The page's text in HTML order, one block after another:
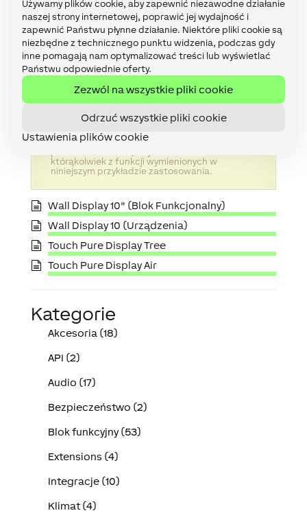
Używamy plików cookie, aby zapewnić niezawodne działanie
naszej strony internetowej, poprawić jej wydajność i
zapewnić Państwu płynne działanie. Niektóre pliki cookie są
niezbędne z technicznego punktu widzenia, podczas gdy
inne pomagają nam optymalizować treści lub wyświetlać
Państwu odpowiednie oferty.
Zezwól na wszystkie pliki cookie
Odrzuć wszystkie pliki cookie
Ustawienia plików cookie
że twój pies będzie miał stały dostęp do świeżej
wody.
Pamiętaj, aby przestrzegać lokalnych
przepisów i norm. Zawartość tej strony
przyjmuje pewne założenia instalacyjne.
Informacje w tym dokumencie nie zastępują
kontekstowego know-how partnera Loxone.
Loxone jest rozwiązaniem instalowanym przez
profesjonalistów. Skonsultuj się najpierw z
którąkolwiek z funkcji wymienionych w
niniejszym przykładzie zastosowania.
Wall Display 10" (Blok Funkcjonalny)
Wall Display 10 (Urządzenia)
Touch Pure Display Tree
Touch Pure Display Air
Kategorie
Akcesoria (18)
API (2)
Audio (17)
Bezpieczeństwo (2)
Blok funkcyjny (53)
Extensions (4)
Integracje (10)
Klimat (4)